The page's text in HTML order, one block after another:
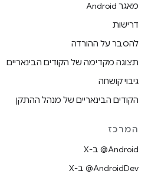
מאגר Android
דרישות
להסבר על ההורדה
תצוגה מקדימה של הקודים הבינאריים
גיבוי קושחה
הקודים הבינאריים של מנהל ההתקן
המרכז
‫‎@Android ב-X
‫‎@AndroidDev ב-X